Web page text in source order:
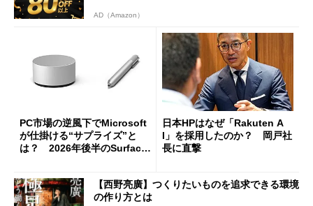
AD（Amazon）
PC市場の逆風下でMicrosoft
が仕掛ける“サプライズ”と
は？ 2026年後半のSurface
日本HPはなぜ「Rakuten A
I」を採用したのか？ 岡戸社
長に直撃
【西野亮廣】つくりたいものを追求できる環境
の作り方とは